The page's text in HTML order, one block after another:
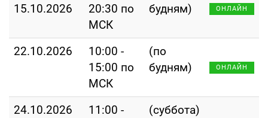
15.10.2026
20:30 по
МСК
будням)
ОНЛАЙН
22.10.2026
10:00 -
15:00 по
МСК
(по
будням)
ОНЛАЙН
24.10.2026
11:00 -
(суббота)